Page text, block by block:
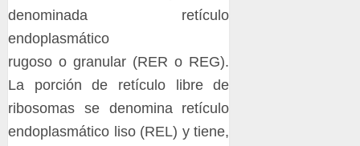
denominada retículo
endoplasmático
rugoso o granular (RER o REG).
La porción de retículo libre de
ribosomas se denomina retículo
endoplasmático liso (REL) y tiene,